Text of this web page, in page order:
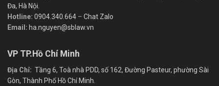
Đa, Hà Nội.
Hotline: 0904.340.664 – Chat Zalo
Email: ha.nguyen@sblaw.vn
VP TP.Hồ Chí Minh
Địa Chỉ: Tầng 6, Toà nhà PDD, số 162, Đường Pasteur, phường Sài
Gòn, Thành Phố Hồ Chí Minh.